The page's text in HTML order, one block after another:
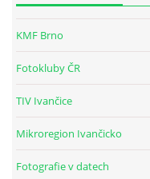
KMF Brno
Fotokluby ČR
TIV Ivančice
Mikroregion Ivančicko
Fotografie v datech